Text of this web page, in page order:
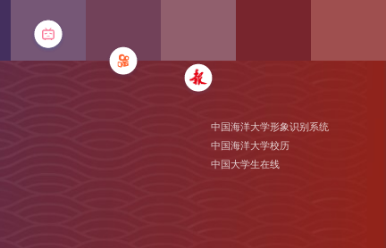
中国海洋大学形象识别系统
中国海洋大学校历
中国大学生在线